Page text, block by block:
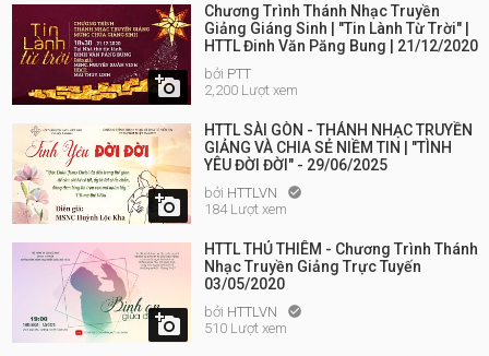

Chương Trình Thánh Nhạc Truyền
Giảng Giáng Sinh | "Tin Lành Từ Trời" |
HTTL Đinh Văn Păng Bung | 21/12/2020
bởi PTT
2,200 Lượt xem

HTTL SÀI GÒN - THÁNH NHẠC TRUYỀN
GIẢNG VÀ CHIA SẺ NIỀM TIN | "TÌNH
YÊU ĐỜI ĐỜI" - 29/06/2025
bởi HTTLVN 
184 Lượt xem

HTTL THỦ THIÊM - Chương Trình Thánh
Nhạc Truyền Giảng Trực Tuyến
03/05/2020
bởi HTTLVN 
510 Lượt xem